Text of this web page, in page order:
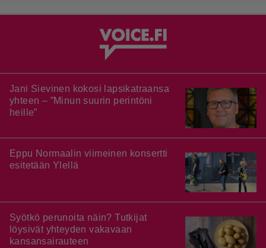
Jani Sievinen kokosi lapsikatraansa
yhteen – ”Minun suurin perintöni
heille”
Eppu Normaalin viimeinen konsertti
esitetään Ylellä
Syötkö perunoita näin? Tutkijat
löysivät yhteyden vakavaan
kansansairauteen